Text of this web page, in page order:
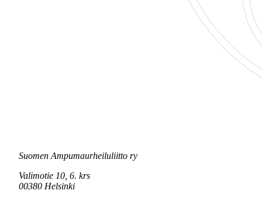
Suomen Ampumaurheiluliitto ry
Valimotie 10, 6. krs
00380 Helsinki